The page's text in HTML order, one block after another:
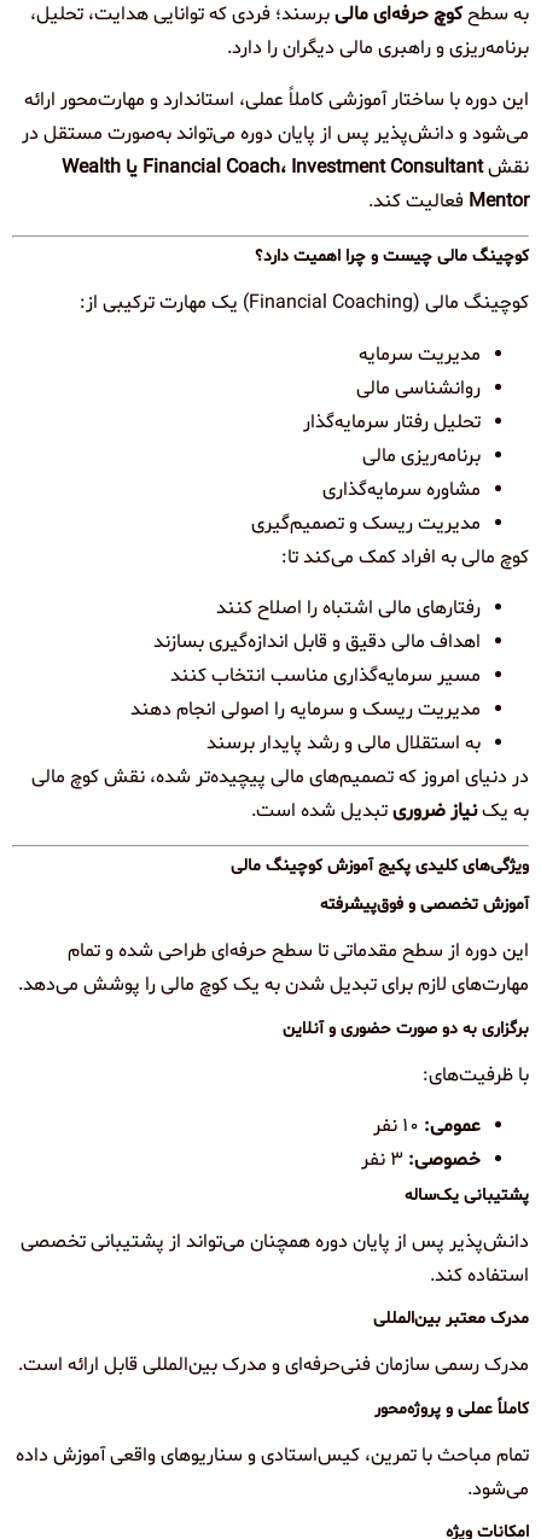
به سطحکوچ حرفه‌ای مالیبرسند؛ فردی که توانایی هدایت، تحلیل،
برنامه‌ریزی و راهبری مالی دیگران را دارد.
این دوره با ساختار آموزشی کاملاً عملی، استاندارد و مهارت‌محور ارائه
می‌شود و دانش‌پذیر پس از پایان دوره می‌تواند به‌صورت مستقل در
نقش
Financial Coach، Investment Consultant یا Wealth
Mentor فعالیت کند.
کوچینگ مالی چیست و چرا اهمیت دارد؟
کوچینگ مالی (Financial Coaching) یک مهارت ترکیبی از:
مدیریت سرمایه
روانشناسی مالی
تحلیل رفتار سرمایه‌گذار
برنامه‌ریزی مالی
مشاوره سرمایه‌گذاری
مدیریت ریسک و تصمیم‌گیری
کوچ مالی به افراد کمک می‌کند تا:
رفتارهای مالی اشتباه را اصلاح کنند
اهداف مالی دقیق و قابل اندازه‌گیری بسازند
مسیر سرمایه‌گذاری مناسب انتخاب کنند
مدیریت ریسک و سرمایه را اصولی انجام دهند
به استقلال مالی و رشد پایدار برسند
در دنیای امروز که تصمیم‌های مالی پیچیده‌تر شده، نقش کوچ مالی
به یکنیاز ضروریتبدیل شده است.
ویژگی‌های کلیدی پکیج آموزش کوچینگ مالی
آموزش تخصصی و فوق‌پیشرفته
این دوره از سطح مقدماتی تا سطح حرفه‌ای طراحی شده و تمام
مهارت‌های لازم برای تبدیل شدن به یک کوچ مالی را پوشش می‌دهد.
برگزاری به دو صورت حضوری و آنلاین
با ظرفیت‌های:
عمومی:
خصوصی:
پشتیبانی یک‌ساله
دانش‌پذیر پس از پایان دوره همچنان می‌تواند از پشتیبانی تخصصی
استفاده کند.
مدرک معتبر بین‌المللی
مدرک رسمی سازمان فنی‌حرفه‌ای و مدرک بین‌المللی قابل ارائه است.
کاملاً عملی و پروژه‌محور
تمام مباحث با تمرین، کیس‌استادی و سناریوهای واقعی آموزش داده
می‌شود.
امکانات ویژه